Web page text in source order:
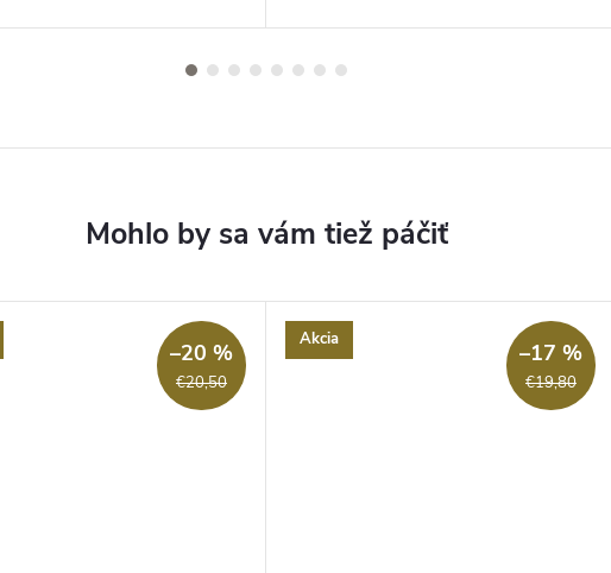
€20,50
–20 % Akcia
€19,80
–17 %